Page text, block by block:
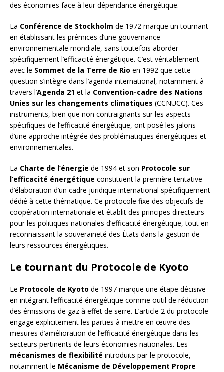
des économies face à leur dépendance énergétique.
La Conférence de Stockholm de 1972 marque un tournant
en établissant les prémices d’une gouvernance
environnementale mondiale, sans toutefois aborder
spécifiquement l’efficacité énergétique. C’est véritablement
avec le Sommet de la Terre de Rio en 1992 que cette
question s’intègre dans l’agenda international, notamment à
travers l’Agenda 21 et la Convention-cadre des Nations
Unies sur les changements climatiques (CCNUCC). Ces
instruments, bien que non contraignants sur les aspects
spécifiques de l’efficacité énergétique, ont posé les jalons
d’une approche intégrée des problématiques énergétiques et
environnementales.
La Charte de l’énergie de 1994 et son Protocole sur
l’efficacité énergétique constituent la première tentative
d’élaboration d’un cadre juridique international spécifiquement
dédié à cette thématique. Ce protocole fixe des objectifs de
coopération internationale et établit des principes directeurs
pour les politiques nationales d’efficacité énergétique, tout en
reconnaissant la souveraineté des États dans la gestion de
leurs ressources énergétiques.
Le tournant du Protocole de Kyoto
Le Protocole de Kyoto de 1997 marque une étape décisive
en intégrant l’efficacité énergétique comme outil de réduction
des émissions de gaz à effet de serre. L’article 2 du protocole
engage explicitement les parties à mettre en œuvre des
mesures d’amélioration de l’efficacité énergétique dans les
secteurs pertinents de leurs économies nationales. Les
mécanismes de flexibilité introduits par le protocole,
notamment le Mécanisme de Développement Propre